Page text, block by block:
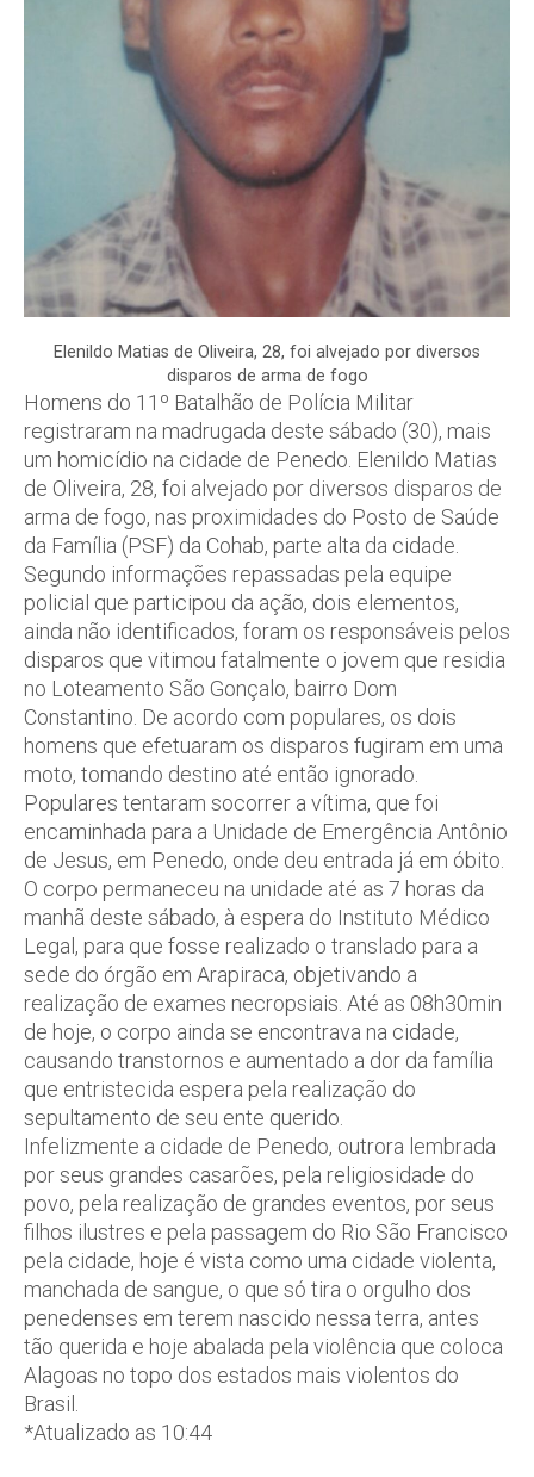
Elenildo Matias de Oliveira, 28, foi alvejado por diversos
disparos de arma de fogo
Homens do 11º Batalhão de Polícia Militar
registraram na madrugada deste sábado (30), mais
um homicídio na cidade de Penedo. Elenildo Matias
de Oliveira, 28, foi alvejado por diversos disparos de
arma de fogo, nas proximidades do Posto de Saúde
da Família (PSF) da Cohab, parte alta da cidade.
Segundo informações repassadas pela equipe
policial que participou da ação, dois elementos,
ainda não identificados, foram os responsáveis pelos
disparos que vitimou fatalmente o jovem que residia
no Loteamento São Gonçalo, bairro Dom
Constantino. De acordo com populares, os dois
homens que efetuaram os disparos fugiram em uma
moto, tomando destino até então ignorado.
Populares tentaram socorrer a vítima, que foi
encaminhada para a Unidade de Emergência Antônio
de Jesus, em Penedo, onde deu entrada já em óbito.
O corpo permaneceu na unidade até as 7 horas da
manhã deste sábado, à espera do Instituto Médico
Legal, para que fosse realizado o translado para a
sede do órgão em Arapiraca, objetivando a
realização de exames necropsiais. Até as 08h30min
de hoje, o corpo ainda se encontrava na cidade,
causando transtornos e aumentado a dor da família
que entristecida espera pela realização do
sepultamento de seu ente querido.
Infelizmente a cidade de Penedo, outrora lembrada
por seus grandes casarões, pela religiosidade do
povo, pela realização de grandes eventos, por seus
filhos ilustres e pela passagem do Rio São Francisco
pela cidade, hoje é vista como uma cidade violenta,
manchada de sangue, o que só tira o orgulho dos
penedenses em terem nascido nessa terra, antes
tão querida e hoje abalada pela violência que coloca
Alagoas no topo dos estados mais violentos do
Brasil.
*Atualizado as 10:44